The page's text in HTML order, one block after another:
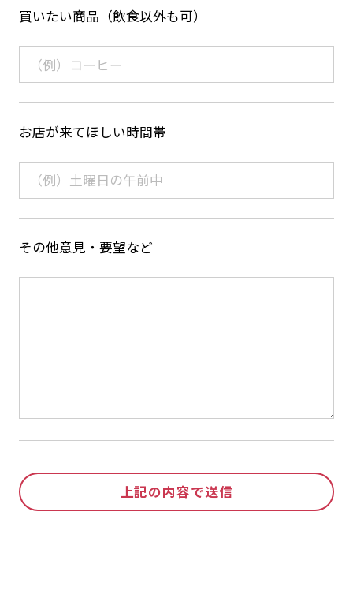
買いたい商品（飲食以外も可）
お店が来てほしい時間帯
その他意見・要望など
上記の内容で送信